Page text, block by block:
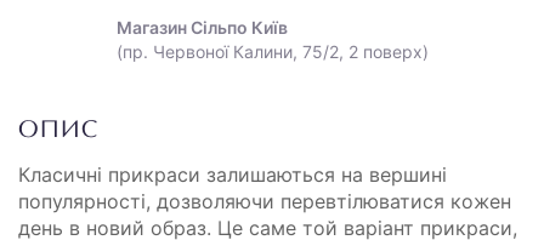
Магазин Сільпо Київ
(пр. Червоної Калини, 75/2, 2 поверх)
ОПИС
Класичні прикраси залишаються на вершині
популярності, дозволяючи перевтілюватися кожен
день в новий образ. Це саме той варіант прикраси,